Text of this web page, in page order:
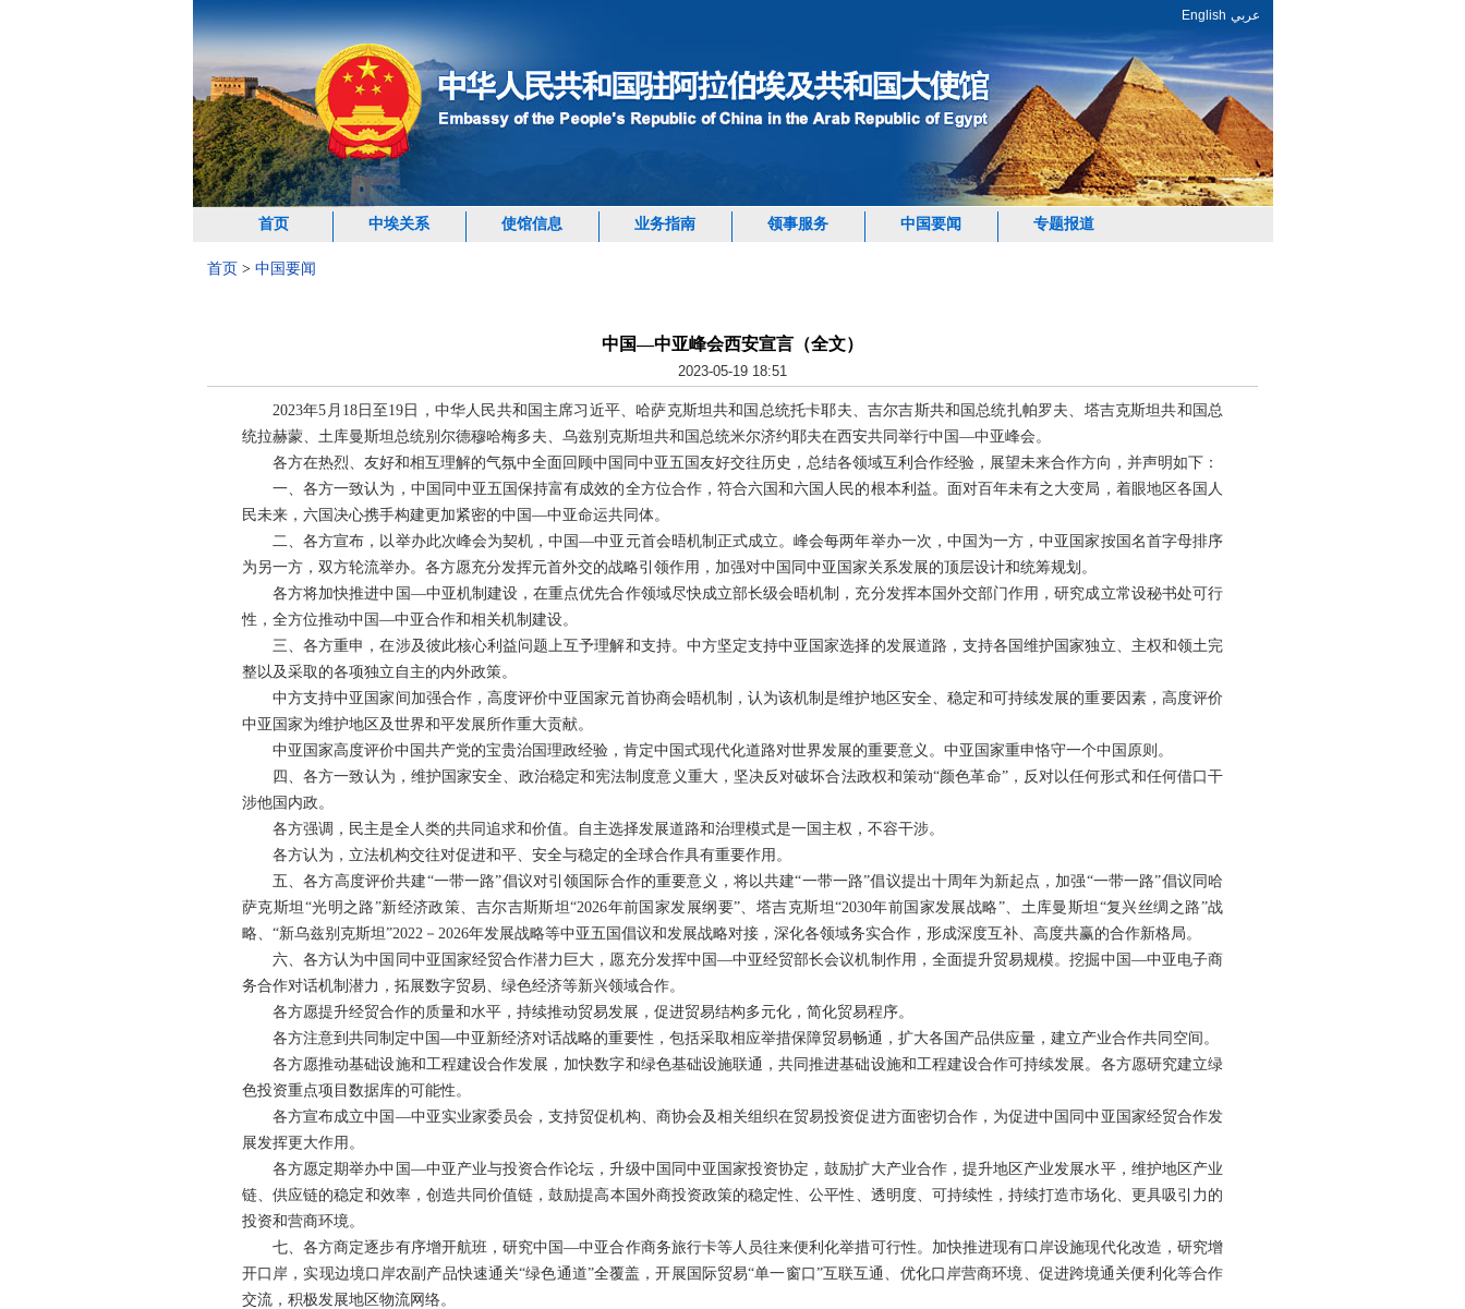
English عربي
首页 中埃关系 使馆信息 业务指南 领事服务 中国要闻 专题报道
首页 > 中国要闻
中国—中亚峰会西安宣言（全文）
2023-05-19 18:51
2023年5月18日至19日，中华人民共和国主席习近平、哈萨克斯坦共和国总统托卡耶夫、吉尔吉斯共和国总统扎帕罗夫、塔吉克斯坦共和国总
统拉赫蒙、土库曼斯坦总统别尔德穆哈梅多夫、乌兹别克斯坦共和国总统米尔济约耶夫在西安共同举行中国—中亚峰会。
各方在热烈、友好和相互理解的气氛中全面回顾中国同中亚五国友好交往历史，总结各领域互利合作经验，展望未来合作方向，并声明如下：
一、各方一致认为，中国同中亚五国保持富有成效的全方位合作，符合六国和六国人民的根本利益。面对百年未有之大变局，着眼地区各国人
民未来，六国决心携手构建更加紧密的中国—中亚命运共同体。
二、各方宣布，以举办此次峰会为契机，中国—中亚元首会晤机制正式成立。峰会每两年举办一次，中国为一方，中亚国家按国名首字母排序
为另一方，双方轮流举办。各方愿充分发挥元首外交的战略引领作用，加强对中国同中亚国家关系发展的顶层设计和统筹规划。
各方将加快推进中国—中亚机制建设，在重点优先合作领域尽快成立部长级会晤机制，充分发挥本国外交部门作用，研究成立常设秘书处可行
性，全方位推动中国—中亚合作和相关机制建设。
三、各方重申，在涉及彼此核心利益问题上互予理解和支持。中方坚定支持中亚国家选择的发展道路，支持各国维护国家独立、主权和领土完
整以及采取的各项独立自主的内外政策。
中方支持中亚国家间加强合作，高度评价中亚国家元首协商会晤机制，认为该机制是维护地区安全、稳定和可持续发展的重要因素，高度评价
中亚国家为维护地区及世界和平发展所作重大贡献。
中亚国家高度评价中国共产党的宝贵治国理政经验，肯定中国式现代化道路对世界发展的重要意义。中亚国家重申恪守一个中国原则。
四、各方一致认为，维护国家安全、政治稳定和宪法制度意义重大，坚决反对破坏合法政权和策动“颜色革命”，反对以任何形式和任何借口干
涉他国内政。
各方强调，民主是全人类的共同追求和价值。自主选择发展道路和治理模式是一国主权，不容干涉。
各方认为，立法机构交往对促进和平、安全与稳定的全球合作具有重要作用。
五、各方高度评价共建“一带一路”倡议对引领国际合作的重要意义，将以共建“一带一路”倡议提出十周年为新起点，加强“一带一路”倡议同哈
萨克斯坦“光明之路”新经济政策、吉尔吉斯斯坦“2026年前国家发展纲要”、塔吉克斯坦“2030年前国家发展战略”、土库曼斯坦“复兴丝绸之路”战
略、“新乌兹别克斯坦”2022－2026年发展战略等中亚五国倡议和发展战略对接，深化各领域务实合作，形成深度互补、高度共赢的合作新格局。
六、各方认为中国同中亚国家经贸合作潜力巨大，愿充分发挥中国—中亚经贸部长会议机制作用，全面提升贸易规模。挖掘中国—中亚电子商
务合作对话机制潜力，拓展数字贸易、绿色经济等新兴领域合作。
各方愿提升经贸合作的质量和水平，持续推动贸易发展，促进贸易结构多元化，简化贸易程序。
各方注意到共同制定中国—中亚新经济对话战略的重要性，包括采取相应举措保障贸易畅通，扩大各国产品供应量，建立产业合作共同空间。
各方愿推动基础设施和工程建设合作发展，加快数字和绿色基础设施联通，共同推进基础设施和工程建设合作可持续发展。各方愿研究建立绿
色投资重点项目数据库的可能性。
各方宣布成立中国—中亚实业家委员会，支持贸促机构、商协会及相关组织在贸易投资促进方面密切合作，为促进中国同中亚国家经贸合作发
展发挥更大作用。
各方愿定期举办中国—中亚产业与投资合作论坛，升级中国同中亚国家投资协定，鼓励扩大产业合作，提升地区产业发展水平，维护地区产业
链、供应链的稳定和效率，创造共同价值链，鼓励提高本国外商投资政策的稳定性、公平性、透明度、可持续性，持续打造市场化、更具吸引力的
投资和营商环境。
七、各方商定逐步有序增开航班，研究中国—中亚合作商务旅行卡等人员往来便利化举措可行性。加快推进现有口岸设施现代化改造，研究增
开口岸，实现边境口岸农副产品快速通关“绿色通道”全覆盖，开展国际贸易“单一窗口”互联互通、优化口岸营商环境、促进跨境通关便利化等合作
交流，积极发展地区物流网络。